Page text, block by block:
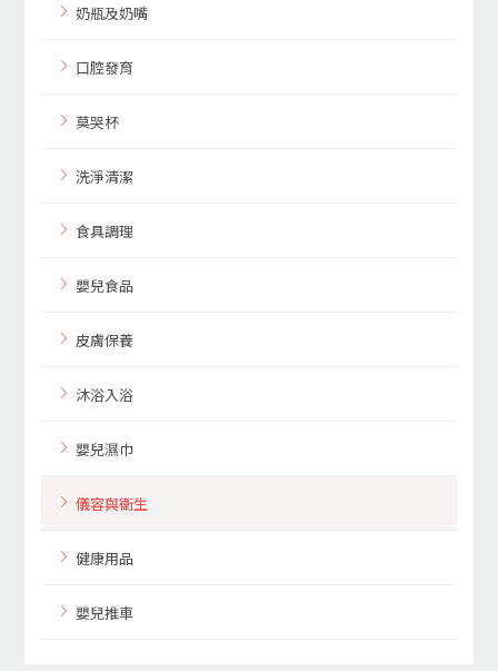
奶瓶及奶嘴
口腔發育
莫哭杯
洗淨清潔
食具調理
嬰兒食品
皮膚保養
沐浴入浴
嬰兒濕巾
儀容與衛生
健康用品
嬰兒推車